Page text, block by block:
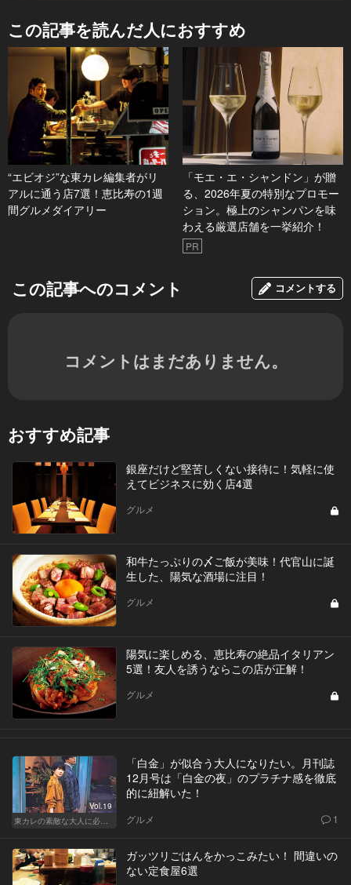
この記事を読んだ人におすすめ
“エビオジ”な東カレ編集者がリ
アルに通う店7選！恵比寿の1週
間グルメダイアリー
「モエ・エ・シャンドン」が贈
る、2026年夏の特別なプロモー
ション。極上のシャンパンを味
わえる厳選店舗を一挙紹介！
PR
この記事へのコメント コメントする
コメントはまだありません。
おすすめ記事
銀座だけど堅苦しくない接待に！気軽に使
えてビジネスに効く店4選
グルメ
和牛たっぷりの〆ご飯が美味！代官山に誕
生した、陽気な酒場に注目！
グルメ
陽気に楽しめる、恵比寿の絶品イタリアン
5選！友人を誘うならこの店が正解！
グルメ
Vol.19
東カレの素敵な大人に必要なこと
「白金」が似合う大人になりたい。月刊誌
12月号は「白金の夜」のプラチナ感を徹底
的に紐解いた！
グルメ 1
ガッツリごはんをかっこみたい！ 間違いの
ない定食屋6選